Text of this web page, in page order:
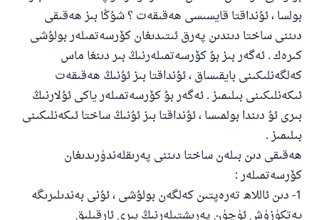
بولسا ، ئۇنداقتا قايسىسى ھەقىقەت ؟ شۇڭا بىز ھەقىقى
دىننى ساختا دىندىن پەرق ئىتىدىغان كۆرسەتمىلەر بولۇشى
كىرەك . ئەگەر بىز بۇ كۆرسەتمىلەرنىڭ بىر دىنغا ماس
كەلگەنلىكىنى بايقىساق ، ئۇنداقتا بىز ئۇنىڭ ھەقىقەت
ئىكەنلىكىنى بىلىمىز . ئەگەر بۇ كۆرسەتمىلەر ياكى ئۇلارنىڭ
بىرى ئۇ دىندا بولمىسا ، ئۇنداقتا بىز ئۇنىڭ ساختا ئىكەنلىكىنى
بىلىمىز .
ھەقىقى دىن بىلەن ساختا دىننى پەرىقلەندۈرىدىغان
كۆرسەتمىلەر :
1- دىن ئاللاھ تەرەپتىن كەلگەن بولۇشى ، ئۇنى بەندىلىرىگە
يەتكۈزۈش ئۈچۈن پەرىشتىلەرنىڭ بىرى ئارقىلىق